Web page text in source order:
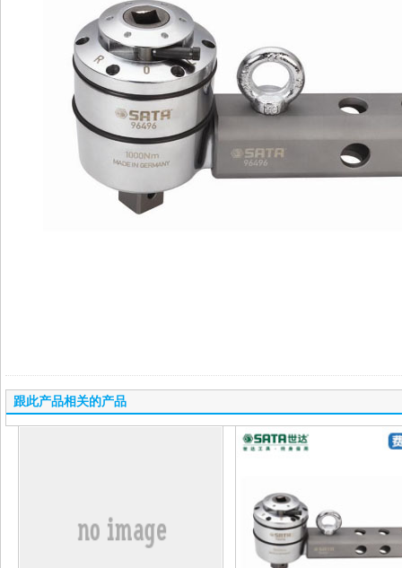
跟此产品相关的产品